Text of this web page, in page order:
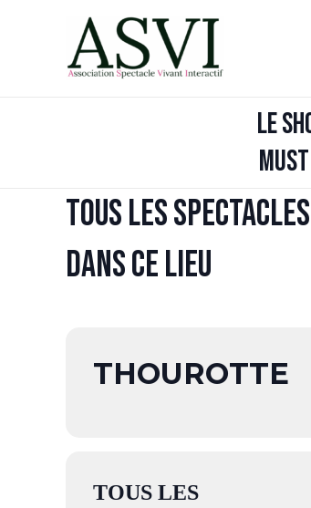
LE
Tous les spectacles
dans ce lieu
THOUROTTE
TOUS LES